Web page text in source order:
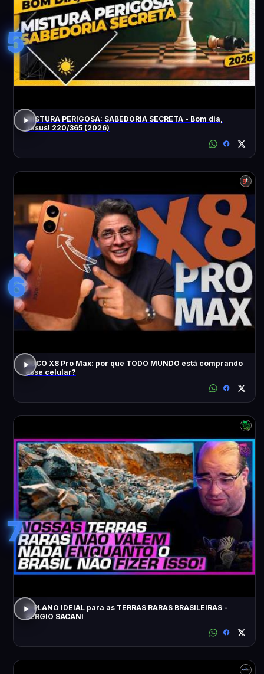
5
MISTURA PERIGOSA: SABEDORIA SECRETA - Bom dia,
Jesus! 220/365 (2026)
6
POCO X8 Pro Max: por que TODO MUNDO está comprando
esse celular?
7
O PLANO IDEIAL para as TERRAS RARAS BRASILEIRAS -
SÉRGIO SACANI